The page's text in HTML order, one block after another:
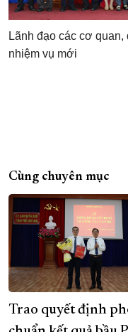
Lãnh đạo các cơ
nhiệm vụ mới
Cùng chuyên mục
Trao quyết định